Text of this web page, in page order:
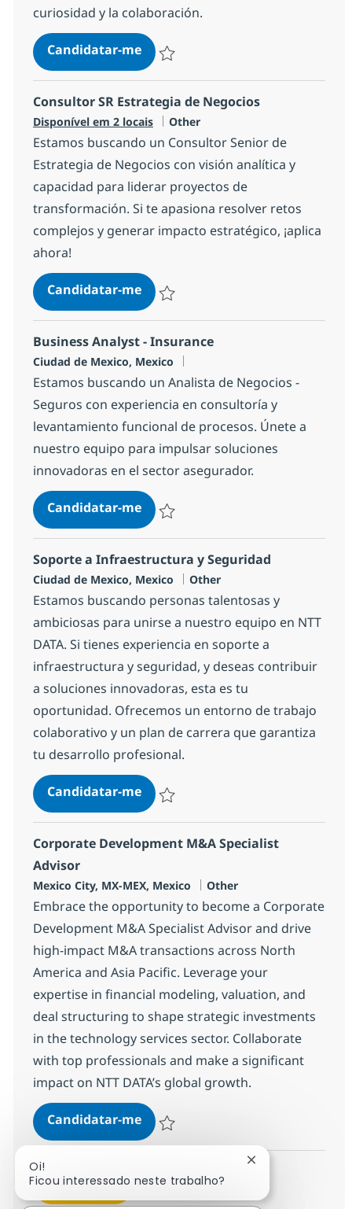
curiosidad y la colaboración.
Candidatar-meStrategy Consultant
Consultor SR Estrategia de Negocios
Disponível em 2 locais Categoria
Other
Estamos buscando un Consultor Senior de
Estrategia de Negocios con visión analítica y
capacidad para liderar proyectos de
transformación. Si te apasiona resolver retos
complejos y generar impacto estratégico, ¡aplica
ahora!
Candidatar-meConsultor SR Estrategia de
Business Analyst - Insurance
Localização
Ciudad de Mexico, Mexico
Estamos buscando un Analista de Negocios -
Seguros con experiencia en consultoría y
levantamiento funcional de procesos. Únete a
nuestro equipo para impulsar soluciones
innovadoras en el sector asegurador.
Candidatar-meBusiness Analyst - Insurance
Soporte a Infraestructura y Seguridad
Localização
Ciudad de Mexico, Mexico Categoria
Other
Estamos buscando personas talentosas y
ambiciosas para unirse a nuestro equipo en NTT
DATA. Si tienes experiencia en soporte a
infraestructura y seguridad, y deseas contribuir
a soluciones innovadoras, esta es tu
oportunidad. Ofrecemos un entorno de trabajo
colaborativo y un plan de carrera que garantiza
tu desarrollo profesional.
Candidatar-meSoporte a Infraestructura y
Corporate Development M&A Specialist
Advisor
Localização
Mexico City, MX-MEX, Mexico Categoria
Other
Embrace the opportunity to become a Corporate
Development M&A Specialist Advisor and drive
high-impact M&A transactions across North
America and Asia Pacific. Leverage your
expertise in financial modeling, valuation, and
deal structuring to shape strategic investments
in the technology services sector. Collaborate
with top professionals and make a significant
impact on NTT DATA’s global growth.
Candidatar-meCorporate Development M&A
Ver mais
Oi!
Ficou interessado neste trabalho?
Fechar